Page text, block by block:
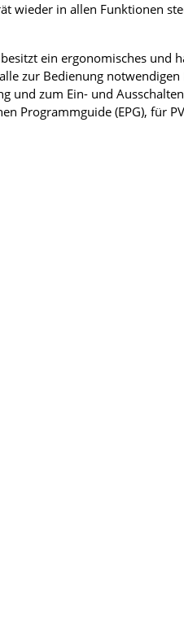
wieder in allen Funktionen
ein ergonomisches und
zur Bedienung
und zum Ein- und
Programmguide (EPG), für